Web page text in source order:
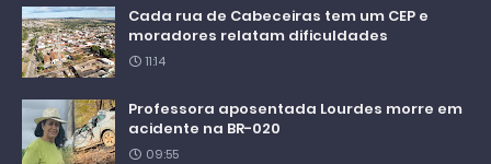
Cada rua de Cabeceiras tem um CEP e
moradores relatam dificuldades
11:14
Professora aposentada Lourdes morre em
acidente na BR-020
09:55